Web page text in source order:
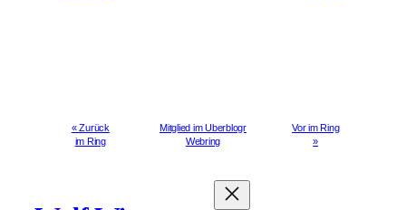
« Zurück
im Ring
Mitglied im Uberblogr
Webring
Vor im Ring
»